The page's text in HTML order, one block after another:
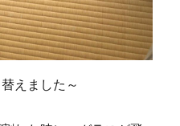
えました～